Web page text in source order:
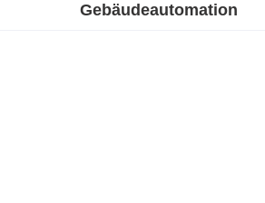
Gebäudeautomation